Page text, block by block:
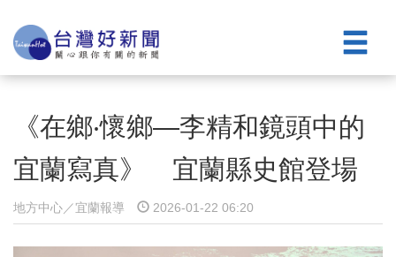
《在鄉‧懷鄉—李精和鏡頭中的
宜蘭寫真》 宜蘭縣史館登場
地方中心／宜蘭報導 2026-01-22 06:20